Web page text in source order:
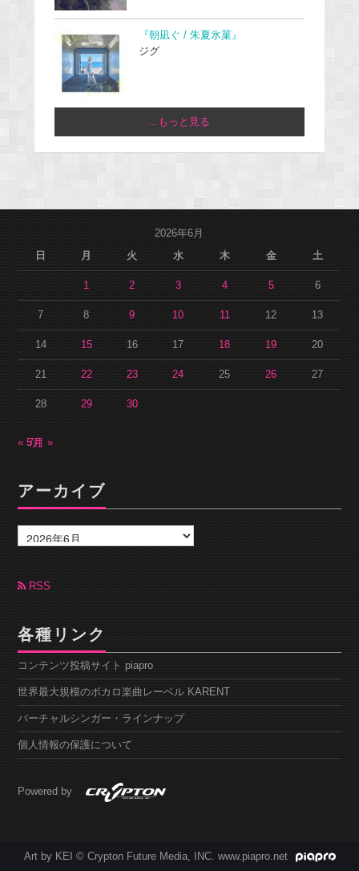
『朝凪ぐ / 朱夏氷菓』
ジグ
...もっと見る
2026年6月
日
月 火 水 木 金 土
1 2 3 4 5 6
7 8 9 10 11 12 13
14 15 16 17 18 19 20
21 22 23 24 25 26 27
28 29 30
« 5月7月 »
アーカイブ
ー
カ
ブRSS
各種リンク
コンテンツ投稿サイト piapro
世界最大規模のボカロ楽曲レーベル KARENT
バーチャルシンガー・ラインナップ
個人情報の保護について
Powered by
Art by KEI © Crypton Future Media, INC. www.piapro.net